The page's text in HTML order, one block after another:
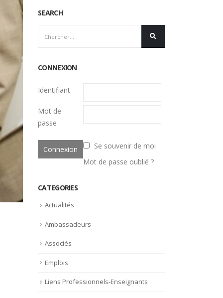
SEARCH
CONNEXION
Identifiant
Mot de
passe
Se souvenir de moi
Mot de passe oublié ?
CATEGORIES
Actualités
Ambassadeurs
Associés
Emplois
Liens Professionnels-Enseignants